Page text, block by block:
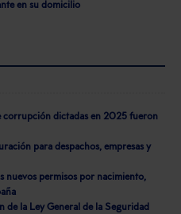
en su domicilio
corrupción dictadas en 2025 fueron
para despachos, empresas y
nuevos permisos por nacimiento,
la Ley General de la Seguridad